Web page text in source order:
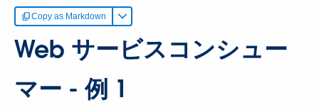
Copy as Markdown
Web サービスコンシュー
マー - 例 1